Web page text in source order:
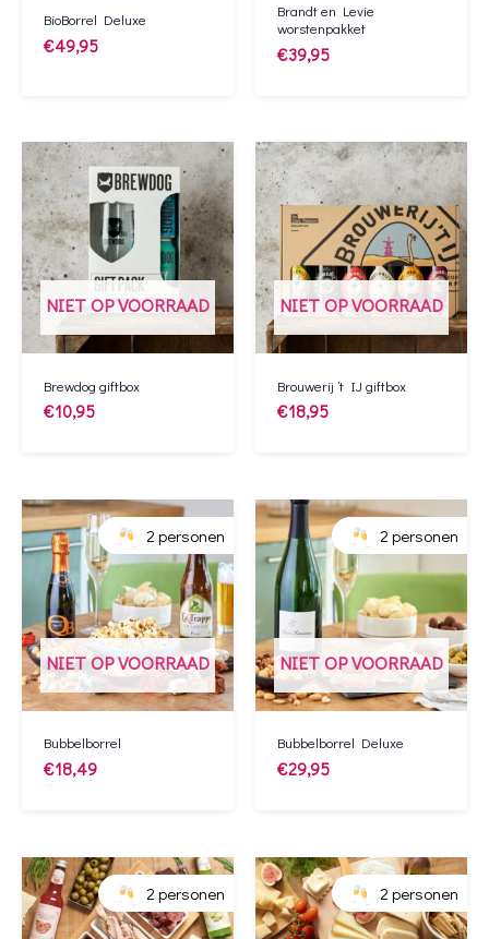
BioBorrel Deluxe
€49,95
Brandt en Levie
worstenpakket
€39,95
NIET OP VOORRAAD
Brewdog giftbox
€10,95
NIET OP VOORRAAD
Brouwerij ‘t IJ giftbox
€18,95
NIET OP VOORRAAD
2 personen
Bubbelborrel
€18,49
NIET OP VOORRAAD
2 personen
Bubbelborrel Deluxe
€29,95
2 personen 2 personen